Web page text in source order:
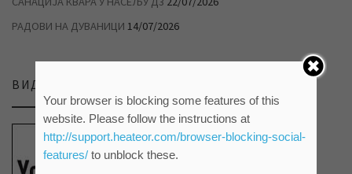
РАДОВИ НА ДУВАНИЦИ 14/07/2026
ВИДЕО ПРИЛОЗИ НА НАШЕМ ЈУТЈУБ КАНАЛУ
Your browser is blocking some features of this
website. Please follow the instructions at
http://support.heateor.com/browser-blocking-social-
features/to unblock these.